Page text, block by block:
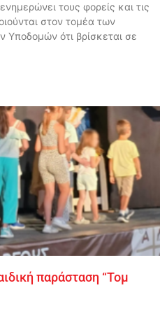
τους φορείς και τις
στον τομέα των
Υποδομών ότι βρίσκεται σε
παράσταση “Τομ